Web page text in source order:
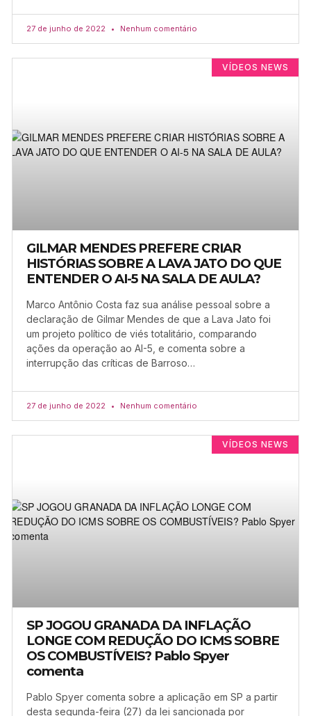
27 de junho de 2022 Nenhum comentário
VÍDEOS NEWS
GILMAR MENDES PREFERE CRIAR
HISTÓRIAS SOBRE A LAVA JATO DO QUE
ENTENDER O AI-5 NA SALA DE AULA?
Marco Antônio Costa faz sua análise pessoal sobre a
declaração de Gilmar Mendes de que a Lava Jato foi
um projeto político de viés totalitário, comparando
ações da operação ao AI-5, e comenta sobre a
interrupção das críticas de Barroso…
27 de junho de 2022 Nenhum comentário
VÍDEOS NEWS
SP JOGOU GRANADA DA INFLAÇÃO
LONGE COM REDUÇÃO DO ICMS SOBRE
OS COMBUSTÍVEIS? Pablo Spyer
comenta
Pablo Spyer comenta sobre a aplicação em SP a partir
desta segunda-feira (27) da lei sancionada por